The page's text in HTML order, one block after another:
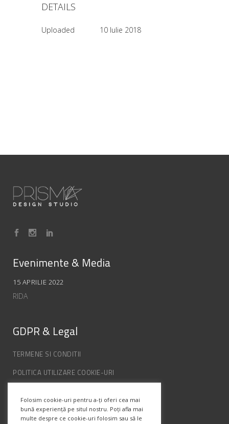
DETAILS
Uploaded 10 Iulie 2018
Evenimente & Media
15 APRILIE 2022
RIDA
GDPR & Legal
TERMENE SI CONDITII
POLITICA UTILIZARE COOKIE-URI
ANPC
Folosim cookie-uri pentru a-ți oferi cea mai
bună experiență pe situl nostru. Poți afla mai
multe despre ce cookie-uri folosim sau să le